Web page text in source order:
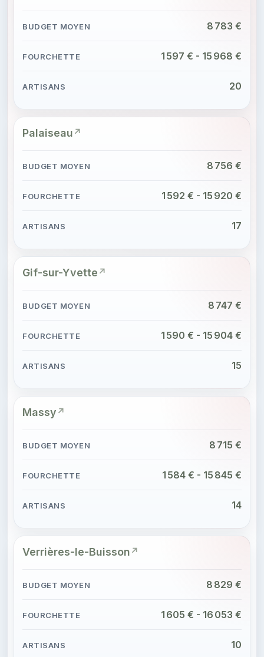
8 783 €
1 597 € - 15 968 €
20
Palaiseau
8 756 €
1 592 € - 15 920 €
17
Gif-sur-Yvette
8 747 €
1 590 € - 15 904 €
15
Massy
8 715 €
1 584 € - 15 845 €
14
Verrières-le-Buisson
8 829 €
1 605 € - 16 053 €
10